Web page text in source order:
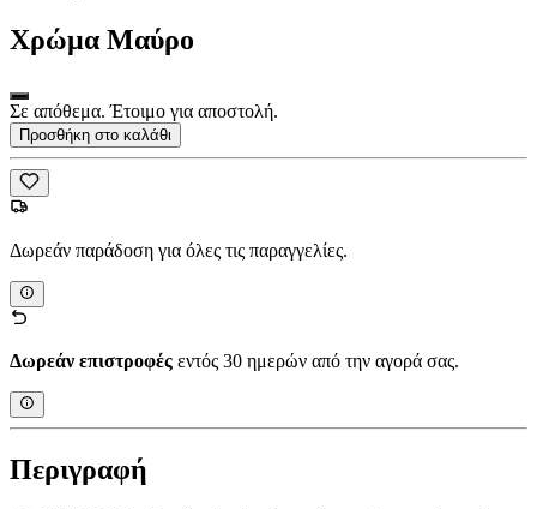
Χρώμα Μαύρο
Σε απόθεμα. Έτοιμο για αποστολή.
Προσθήκη στο καλάθι
Δωρεάν παράδοση για όλες τις παραγγελίες.
Δωρεάν επιστροφές εντός 30 ημερών από την αγορά σας.
Περιγραφή